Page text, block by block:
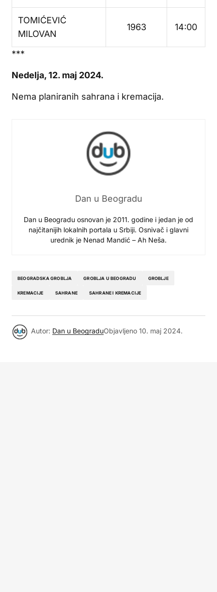
TOMIĆEVIĆ
MILOVAN
1963 14:00
***
Nedelja, 12. maj 2024.
Nema planiranih sahrana i kremacija.
Dan u Beogradu
Dan u Beogradu osnovan je 2011. godine i jedan je od
najčitanijih lokalnih portala u Srbiji. Osnivač i glavni
urednik je Nenad Mandić – Ah Neša.
BEOGRADSKA GROBLJA GROBLJA U BEOGRADU GROBLJE
KREMACIJE SAHRANE SAHRANE I KREMACIJE
Autor: Dan u BeograduObjavljeno 10. maj 2024.